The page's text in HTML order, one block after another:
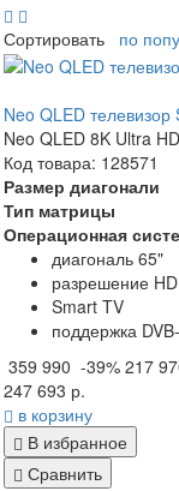
Сортировать по
Neo QLED
Neo QLED 8K Ultra
Код товара: 128571
Размер диагонали
Тип матрицы
Операционная
диагональ 65"
разрешение
Smart TV
поддержка
359 990 -39% 217
247 693 р.
в корзину
В избранное
Сравнить